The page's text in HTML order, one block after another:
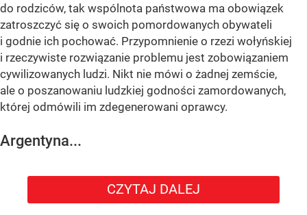
do rodziców, tak wspólnota państwowa ma obowiązek
zatroszczyć się o swoich pomordowanych obywateli
i godnie ich pochować. Przypomnienie o rzezi wołyńskiej
i rzeczywiste rozwiązanie problemu jest zobowiązaniem
cywilizowanych ludzi. Nikt nie mówi o żadnej zemście,
ale o poszanowaniu ludzkiej godności zamordowanych,
której odmówili im zdegenerowani oprawcy.
Argentyna...
CZYTAJ DALEJ